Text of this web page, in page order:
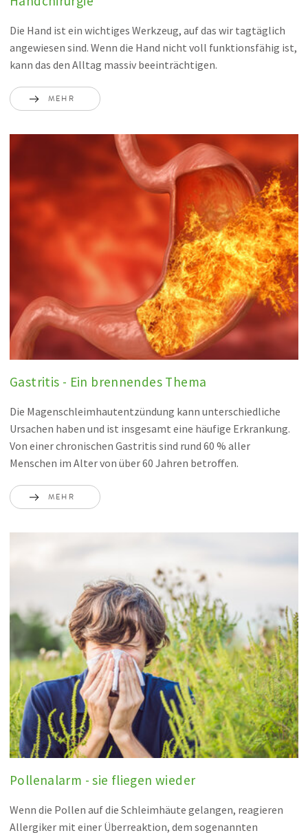
Die Hand ist ein wichtiges Werkzeug, auf das wir tagtäglich
angewiesen sind. Wenn die Hand nicht voll funktionsfähig ist,
kann das den Alltag massiv beeinträchtigen.
MEHR
Gastritis - Ein brennendes Thema
Die Magenschleimhautentzündung kann unterschiedliche
Ursachen haben und ist insgesamt eine häufige Erkrankung.
Von einer chronischen Gastritis sind rund 60 % aller
Menschen im Alter von über 60 Jahren betroffen.
MEHR
Pollenalarm - sie fliegen wieder
Wenn die Pollen auf die Schleimhäute gelangen, reagieren
Allergiker mit einer Überreaktion, dem sogenannten